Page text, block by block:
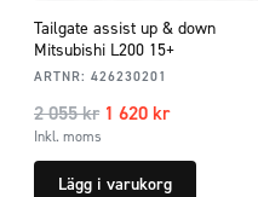
Tailgate assist up & down
Mitsubishi L200 15+
ARTNR: 426230201
2 055kr 1 620 kr
Inkl. moms
Lägg i varukorg